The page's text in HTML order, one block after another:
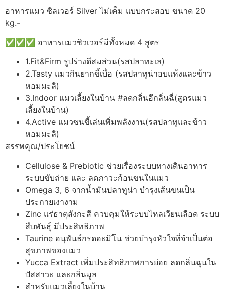
was:
is:
อาหารแมว ซิลเวอร์ Silver ไม่เค็ม แบบกระสอบ ขนาด 20
kg.-
✅️✅️✅️ อาหารแมวซิวเวอร์มีทั้งหมด 4 สูตร
1.Fit&Firm รูปร่างดีสมส่วน(รสปลาทะเล)
2.Tasty แมวกินยากขี้เบื่อ (รสปลาทูน่าอบแห้งและข้าว
หอมมะลิ)
3.Indoor แมวเลี้ยงในบ้าน #ลดกลิ่นอึกลิ่นฉี่(สูตรแมว
เลี้ยงในบ้าน)
4.Active แมวซนขี้เล่นเพิ่มพลังงาน(รสปลาทูและข้าว
หอมมะลิ)
สรรพคุณ/ประโยชน์
Cellulose & Prebiotic ช่วยเรื่องระบบทางเดินอาหาร
ระบบขับถ่าย และ ลดภาวะก้อนขนในแมว
Omega 3, 6 จากน้ำมันปลาทูน่า บำรุงเส้นขนเป็น
ประกายเงางาม
Zinc แร่ธาตุสังกะสี ควบคุมให้ระบบไหลเวียนเลือด ระบบ
สืบพันธุ์ มีประสิทธิภาพ
Taurine อนุพันธ์กรดอะมิโน ช่วยบำรุงหัวใจที่จำเป็นต่อ
สุขภาพของแมว
Yucca Extract เพิ่มประสิทธิภาพการย่อย ลดกลิ่นฉุนใน
ปัสสาวะ และกลิ่นมูล
สำหรับแมวเลี้ยงในบ้าน